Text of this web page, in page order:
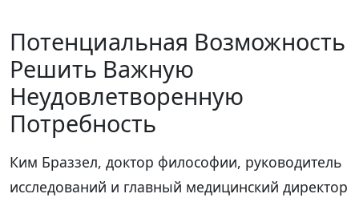
Потенциальная Возможность
Решить Важную
Неудовлетворенную
Потребность
Ким Браззел, доктор философии, руководитель
исследований и главный медицинский директор